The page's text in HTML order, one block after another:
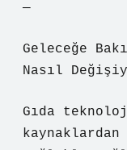
—
Geleceğe
Nasıl
Gıda
kaynaklardan